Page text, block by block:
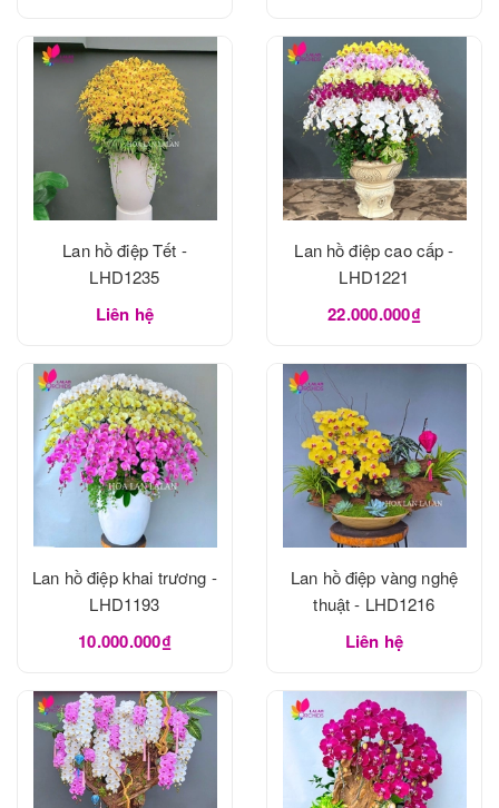
Lan hồ điệp Tết -
LHD1235
Liên hệ
Lan hồ điệp cao cấp -
LHD1221
22.000.000₫
Lan hồ điệp khai trương -
LHD1193
10.000.000₫
Lan hồ điệp vàng nghệ
thuật - LHD1216
Liên hệ